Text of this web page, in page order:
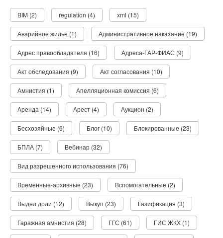
BIM (2) regulation (4) xml (15)
Аварийное жилье (1) Административное наказание (19)
Адрес правообладателя (16) Адреса-ГАР-ФИАС (9)
Акт обследования (9) Акт согласования (10)
Амнистия (1) Апелляционная комиссия (6)
Аренда (14) Арест (4) Аукцион (2)
Бесхозяйные (6) Блог (10) Блокированные (23)
БПЛА (7) Вебинар (32)
Вид разрешенного использования (76)
Временные-архивные (23) Вспомогательные (2)
Выдел доли (12) Выкуп (23) Газификация (3)
Гаражная амнистия (28) ГГС (61) ГИС ЖКХ (1)